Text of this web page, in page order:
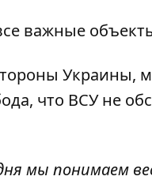
важные
Украины,
что ВСУ не
мы понимаем